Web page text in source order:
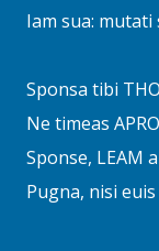
Iam sua: mutati
Sponsa tibi
Ne timeas
Sponse, LEAM
Pugna, nisi